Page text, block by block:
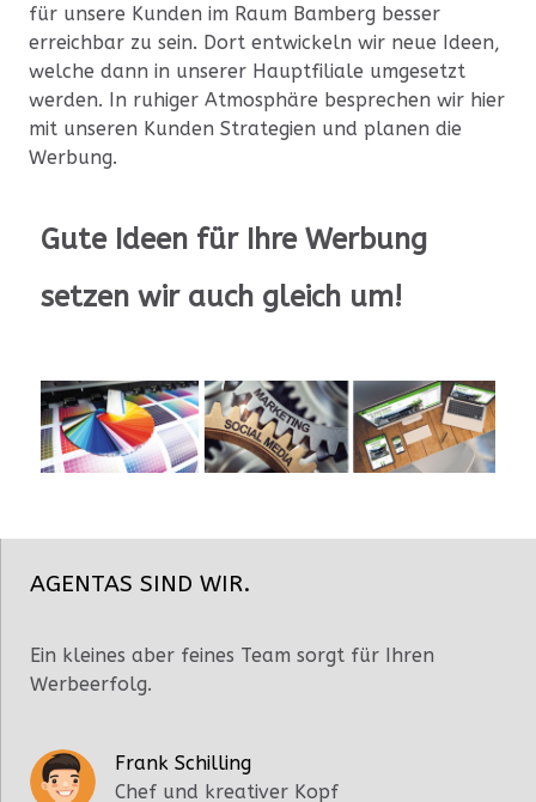
für unsere Kunden im Raum Bamberg besser
erreichbar zu sein. Dort entwickeln wir neue Ideen,
welche dann in unserer Hauptfiliale umgesetzt
werden. In ruhiger Atmosphäre besprechen wir hier
mit unseren Kunden Strategien und planen die
Werbung.
Gute Ideen für Ihre Werbung
setzen wir auch gleich um!
AGENTAS SIND WIR.
Ein kleines aber feines Team sorgt für Ihren
Werbeerfolg.
Frank Schilling
Chef und kreativer Kopf